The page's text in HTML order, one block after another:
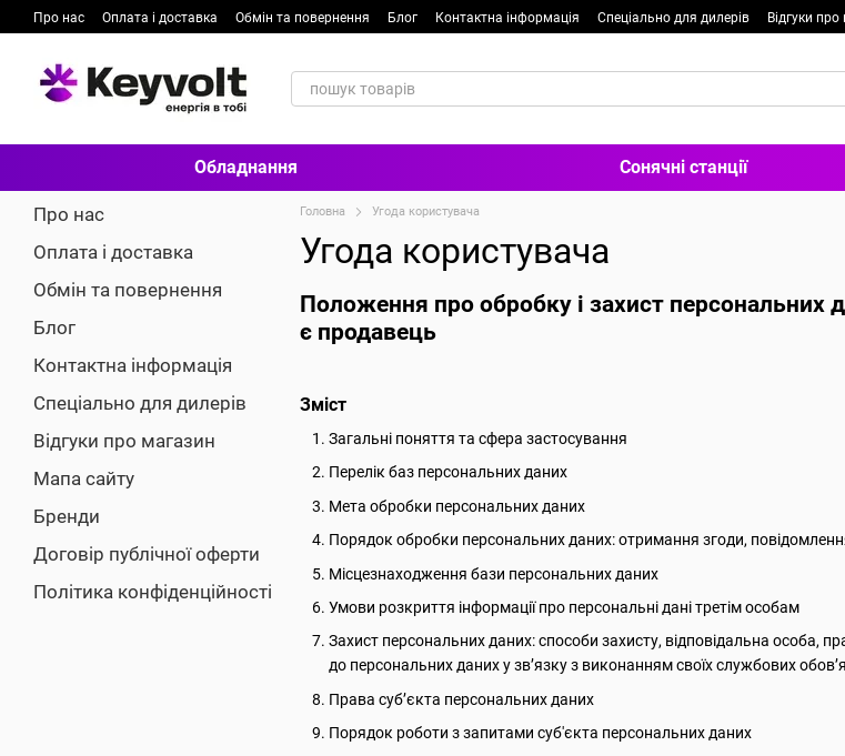
Перейти до основного контенту
Про нас Оплата і доставка Обмін та повернення Блог Контактна інформація Спеціально для дилерів Відгуки
Обладнання Сонячні станції
Головна Угода користувача
Угода користувача
Положення про обробку і захист персональних
є продавець
Зміст
Загальні поняття та сфера застосування
Перелік баз персональних даних
Мета обробки персональних даних
Порядок обробки персональних даних: отримання згоди,
Місцезнаходження бази персональних даних
Умови розкриття інформації про персональні дані третім особам
Захист персональних даних: способи захисту, відповідальна особа,
до персональних даних у зв’язку з виконанням своїх службових
Права суб’єкта персональних даних
Порядок роботи з запитами суб'єкта персональних даних
Про нас
Оплата і доставка
Обмін та повернення
Блог
Контактна інформація
Спеціально для дилерів
Відгуки про магазин
Мапа сайту
Бренди
Договір публічної оферти
Політика конфіденційності